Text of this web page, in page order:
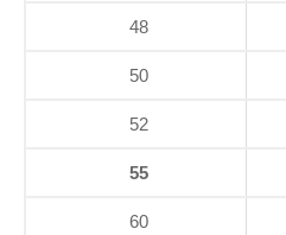
48
50
52
55
60